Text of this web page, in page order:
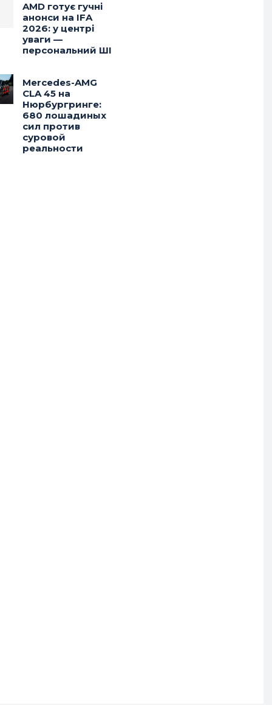
AMD готує гучні
анонси на IFA
2026: у центрі
уваги —
персональний ШІ
Mercedes-AMG
CLA 45 на
Нюрбургринге:
680 лошадиных
сил против
суровой
реальности